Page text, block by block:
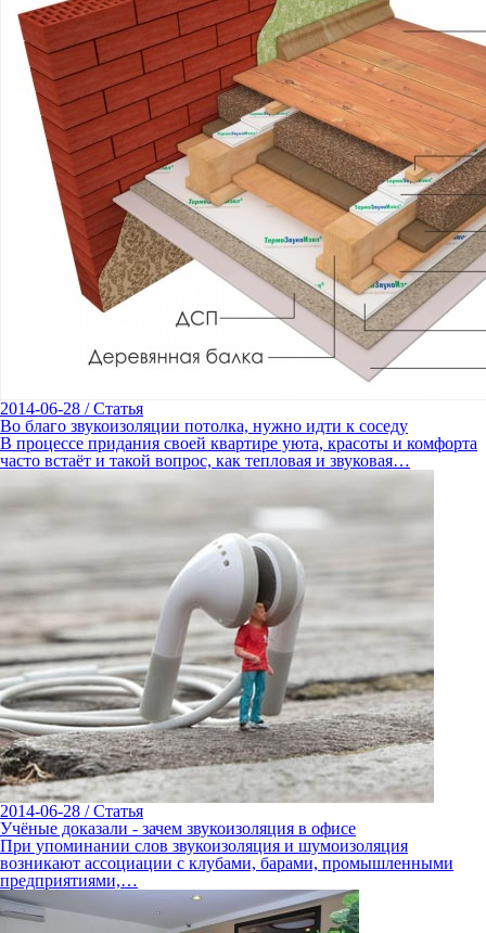
2014-06-28 / Статья
Во благо звукоизоляции потолка, нужно идти к соседу
В процессе придания своей квартире уюта, красоты и комфорта
часто встаёт и такой вопрос, как тепловая и звуковая…
2014-06-28 / Статья
Учёные доказали - зачем звукоизоляция в офисе
При упоминании слов звукоизоляция и шумоизоляция
возникают ассоциации с клубами, барами, промышленными
предприятиями,…